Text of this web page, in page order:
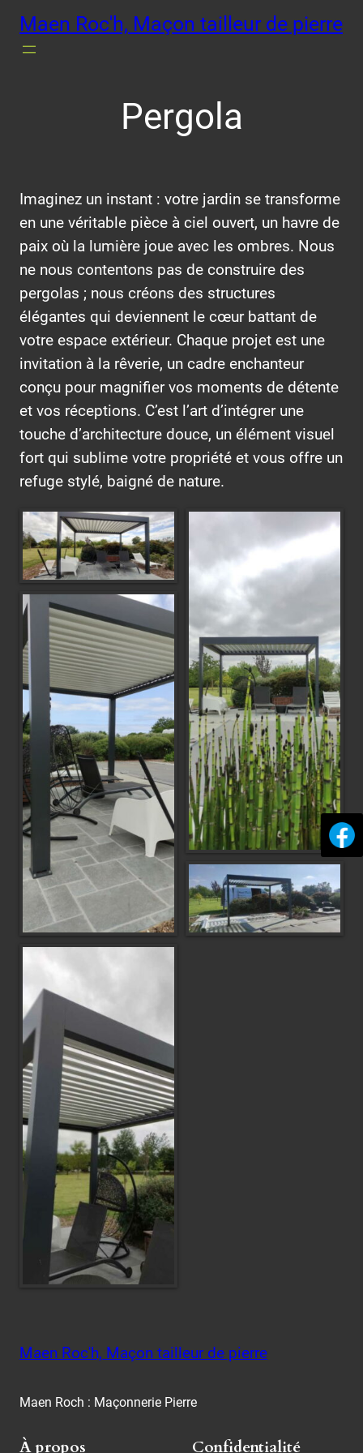
Aller
Maen Roc'h, Maçon tailleur de pierre
Pergola
Imaginez un instant : votre jardin se transforme
en une véritable pièce à ciel ouvert, un havre de
paix où la lumière joue avec les ombres. Nous
ne nous contentons pas de construire des
pergolas ; nous créons des structures
élégantes qui deviennent le cœur battant de
votre espace extérieur. Chaque projet est une
invitation à la rêverie, un cadre enchanteur
conçu pour magnifier vos moments de détente
et vos réceptions. C’est l’art d’intégrer une
touche d’architecture douce, un élément visuel
fort qui sublime votre propriété et vous offre un
refuge stylé, baigné de nature.
Maen Roc'h, Maçon tailleur de pierre
Maen Roch : Maçonnerie Pierre
À propos Confidentialité